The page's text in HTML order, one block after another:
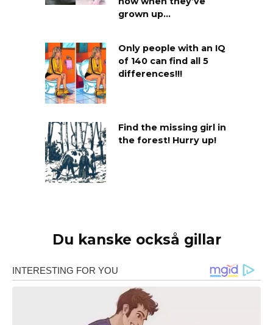
grown up…
Only people with an IQ
of 140 can find all 5
differences!!!
Find the missing girl in
the forest! Hurry up!
Du kanske också gillar